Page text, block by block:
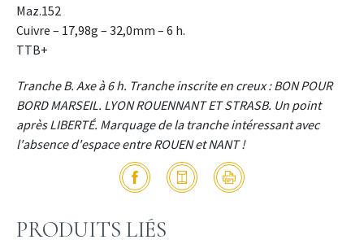
Maz.152
Cuivre – 17,98g – 32,0mm – 6 h.
TTB+
Tranche B. Axe à 6 h. Tranche inscrite en creux : BON POUR
BORD MARSEIL. LYON ROUENNANT ET STRASB. Un point
après LIBERTÉ. Marquage de la tranche intéressant avec
l'absence d'espace entre ROUEN et NANT !
PRODUITS LIÉS